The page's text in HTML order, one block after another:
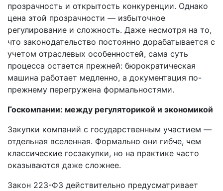
прозрачность и открытость конкуренции. Однако
цена этой прозрачности — избыточное
регулирование и сложность. Даже несмотря на то,
что законодательство постоянно дорабатывается с
учетом отраслевых особенностей, сама суть
процесса остается прежней: бюрократическая
машина работает медленно, а документация по-
прежнему перегружена формальностями.
Госкомпании: между регуляторикой и экономикой
Закупки компаний с государственным участием —
отдельная вселенная. Формально они гибче, чем
классические госзакупки, но на практике часто
оказываются даже сложнее.
Закон 223-ФЗ действительно предусматривает